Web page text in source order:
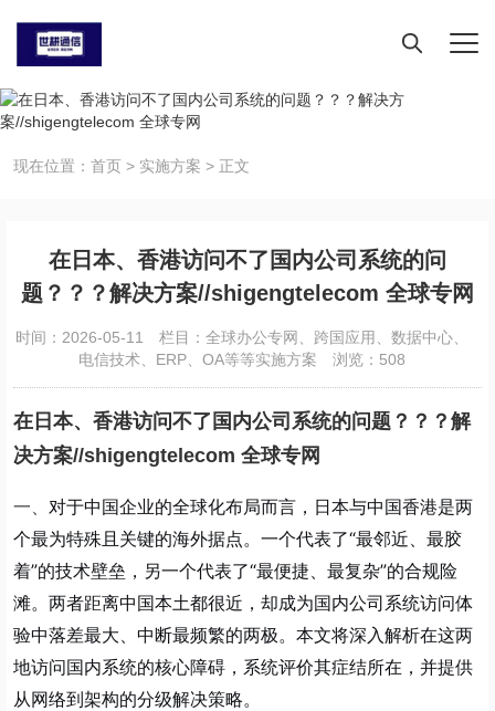
现在位置： 首页 > 实施方案 > 正文
在日本、香港访问不了国内公司系统的问
题？？？解决方案//shigengtelecom 全球专网
时间：2026-05-11 栏目： 全球办公专网、跨国应用、数据中心、
电信技术、ERP、OA等等实施方案
浏览：508
在日本、香港访问不了国内公司系统的问题？？？解
决方案//shigengtelecom 全球专网
一、 对于中国企业的全球化布局而言，日本与中国香港是两
个最为特殊且关键的海外据点。一个代表了“最邻近、最胶
着”的技术壁垒，另一个代表了“最便捷、最复杂”的合规险
滩。两者距离中国本土都很近，却成为国内公司系统访问体
验中落差最大、中断最频繁的两极。本文将深入解析在这两
地访问国内系统的核心障碍，系统评价其症结所在，并提供
从网络到架构的分级解决策略。